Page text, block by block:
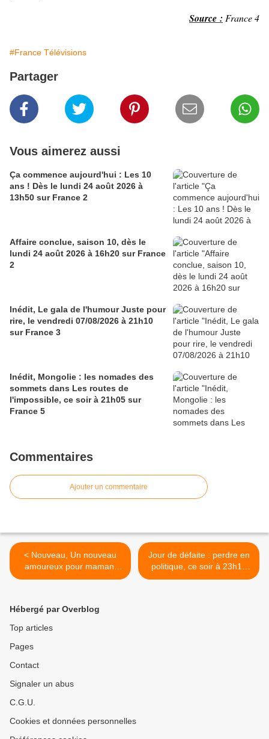
Source : France 4
#France Télévisions
Partager
Vous aimerez aussi
Ça commence aujourd'hui : Les 10
ans ! Dès le lundi 24 août 2026 à
13h50 sur France 2
Affaire conclue, saison 10, dès le
lundi 24 août 2026 à 16h20 sur France
2
Inédit, Le gala de l'humour Juste pour
rire, le vendredi 07/08/2026 à 21h10
sur France 3
Inédit, Mongolie : les nomades des
sommets dans Les routes de
l'impossible, ce soir à 21h05 sur
France 5
Commentaires
Ajouter un commentaire
< Nouveau, Un nouveau
amoureux pour maman,
dès le jeudi 3 mai 2018 à
Jour de défaite : perdre en
politique, ce soir à 23h10
sur France 3 dans Docs
Hébergé par Overblog
Top articles
Pages
Contact
Signaler un abus
C.G.U.
Cookies et données personnelles